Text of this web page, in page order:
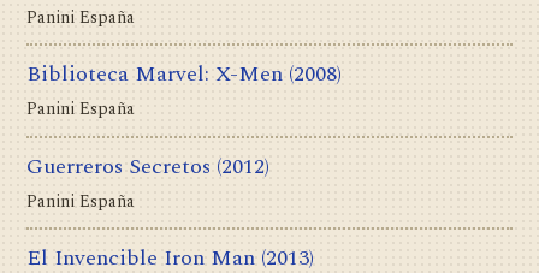
Panini España
Biblioteca Marvel: X-Men (2008)
Panini España
Guerreros Secretos (2012)
Panini España
El Invencible Iron Man (2013)